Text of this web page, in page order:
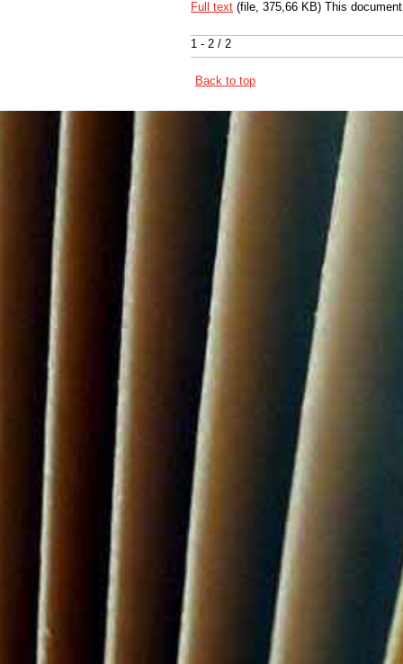
1 - 2 / 2
Full text (file, 375,66 KB) This
Back to top